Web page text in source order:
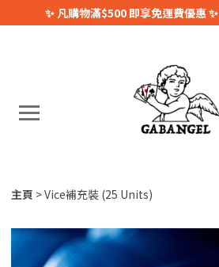
✨ 凡購物滿$500 即享免運費優惠
主頁 Vice補充裝 (25 Units)